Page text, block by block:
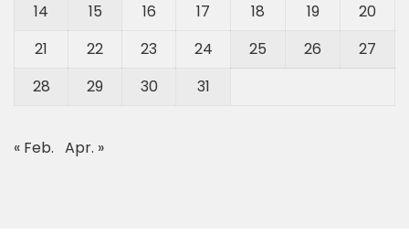
14
15 16 17 18 19
20
21
22 23 24 25 26
27
28
29 30 31
« Feb. Apr. »